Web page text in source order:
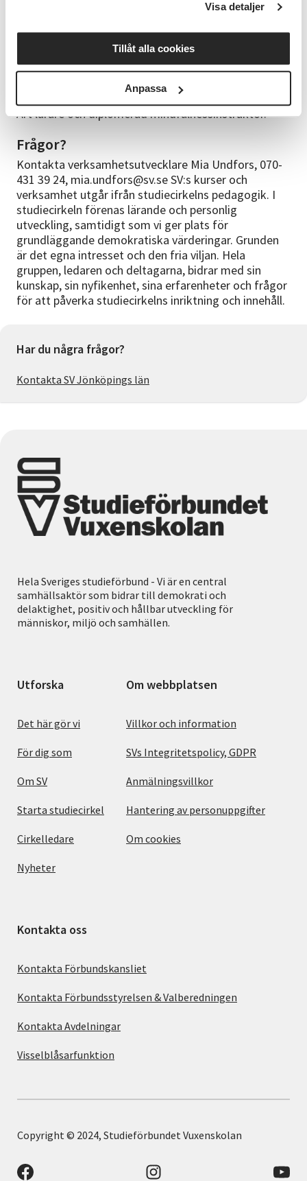
Visa detaljer
Tillåt alla cookies
Anpassa
köpa (betalas med Swish). Det finns mataffär och
restauranger i närheten och vi har en stor fri
Ledare
Laila Nors är konstnär och inspiratör, utbildad Vedic
Art lärare och diplomerad mindfulnessinstruktör.
Frågor?
Kontakta verksamhetsutvecklare Mia Undfors, 070-
431 39 24, mia.undfors@sv.se SV:s kurser och
verksamhet utgår ifrån studiecirkelns pedagogik. I
studiecirkeln förenas lärande och personlig
utveckling, samtidigt som vi ger plats för
grundläggande demokratiska värderingar. Grunden
är det egna intresset och den fria viljan. Hela
gruppen, ledaren och deltagarna, bidrar med sin
kunskap, sin nyfikenhet, sina erfarenheter och frågor
för att påverka studiecirkelns inriktning och innehåll.
Har du några frågor?
Kontakta SV Jönköpings län
Hela Sveriges studieförbund - Vi är en central
samhällsaktör som bidrar till demokrati och
delaktighet, positiv och hållbar utveckling för
människor, miljö och samhällen.
Utforska
Det här gör vi
För dig som
Om SV
Starta studiecirkel
Cirkelledare
Nyheter
Om webbplatsen
Villkor och information
SVs Integritetspolicy, GDPR
Anmälningsvillkor
Hantering av personuppgifter
Om cookies
Kontakta oss
Kontakta Förbundskansliet
Kontakta Förbundsstyrelsen & Valberedningen
Kontakta Avdelningar
Visselblåsarfunktion
Copyright © 2024, Studieförbundet Vuxenskolan